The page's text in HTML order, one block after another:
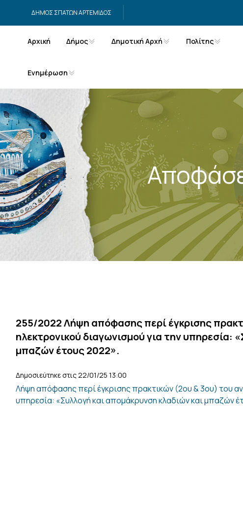
ΔΗΜΟΣ ΣΠΑΤΩΝ ΑΡΤΕΜΙΔΟΣ
Αρχική Δήμος Δημοτική Αρχή Πολίτης
Ενημέρωση
255/2022 Λήψη απόφασης περί έγκρισης
ηλεκτρονικού διαγωνισμού για την υπηρεσία:
μπαζών έτους 2022».
Δημοσιεύτηκε στις 22/01/25 13:00
Λήψη απόφασης περί έγκρισης πρακτικών (2ου & 3ου) του
υπηρεσία: «Συλλογή και απομάκρυνση κλαδιών και μπαζών